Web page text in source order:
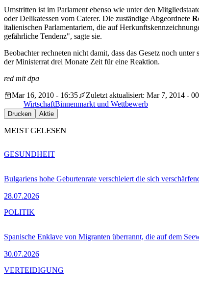
Umstritten ist im Parlament ebenso wie unter den
oder Delikatessen vom Caterer. Die zuständige Abgeordnete
italienischen Parlamentariern, die auf
gefährliche Tendenz", sagte sie.
Beobachter rechneten nicht damit, dass das Gesetz noch
der Ministerrat drei Monate Zeit für eine Reaktion.
red mit dpa
Mar 16, 2010 - 16:35
Zuletzt aktualisiert: Mar 7, 2014 -
WirtschaftBinnenmarkt und Wettbewerb
Drucken Aktie
MEIST GELESEN
Bulgariens hohe Geburtenrate verschleiert die sich
28.07.2026
GESUNDHEIT
Spanische Enklave von Migranten überrannt, die auf dem
30.07.2026
POLITIK
VERTEIDIGUNG